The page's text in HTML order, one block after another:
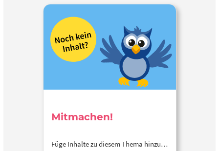
Mitmachen!
Füge Inhalte zu diesem Thema hinzu…